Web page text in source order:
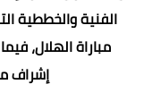
الفنية والخططية
مباراة الهلال،
إشراف